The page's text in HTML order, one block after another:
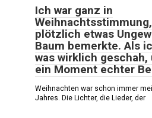
Ich war ganz in
plötzlich etwas
Baum bemerkte. Als
was wirklich
ein Moment echter
Weihnachten war schon immer
Jahres. Die Lichter, die Lieder, der